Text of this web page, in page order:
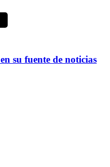
en su fuente de noticias